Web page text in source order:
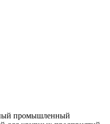
промышленный